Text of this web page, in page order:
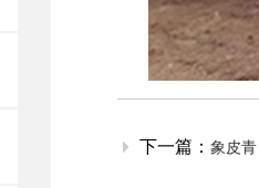
下一篇： 象皮青